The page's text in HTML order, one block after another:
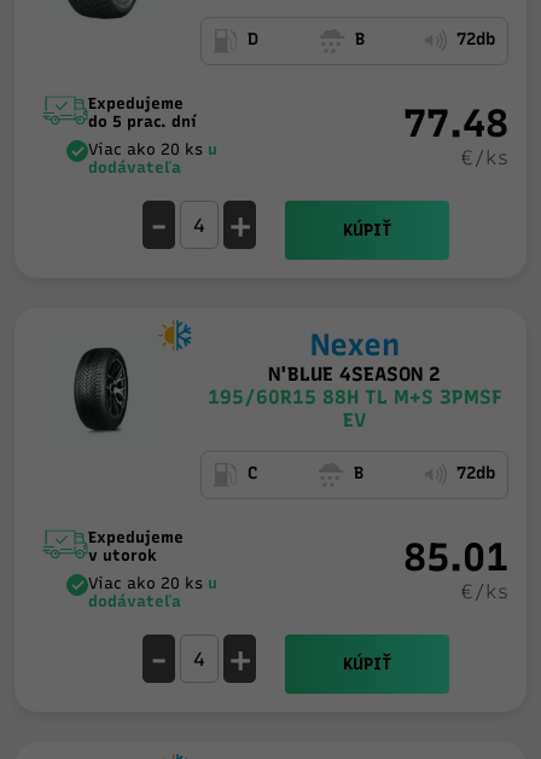
D B 72db
Expedujeme
do 5 prac. dní
Viac ako 20 ks u
dodávateľa
77.48
€/ks
- + KÚPIŤ
Nexen
N'BLUE 4SEASON 2
195/60R15 88H TL M+S 3PMSF
EV
C B 72db
Expedujeme
v utorok
Viac ako 20 ks u
dodávateľa
85.01
€/ks
- + KÚPIŤ